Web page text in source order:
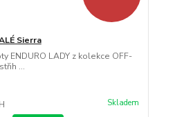
Sierra
ENDURO LADY z kolekce OFF-
...
Skladem